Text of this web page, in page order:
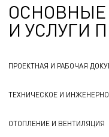
И УСЛУГИ
ПРОЕКТНАЯ И РАБОЧАЯ
ТЕХНИЧЕСКОЕ И
ОТОПЛЕНИЕ И ВЕНТИЛЯЦИЯ